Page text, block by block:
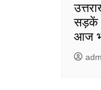
सड़कें
आज